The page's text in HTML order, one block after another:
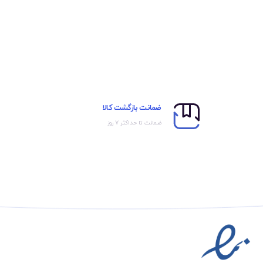
ضمانت بازگشت کالا
ضمانت تا حداکثر ۷ روز